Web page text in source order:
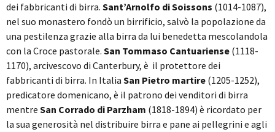
dei fabbricanti di birra. Sant’Arnolfo di Soissons (1014-1087),
nel suo monastero fondò un birrificio, salvò la popolazione da
una pestilenza grazie alla birra da lui benedetta mescolandola
con la Croce pastorale. San Tommaso Cantuariense (1118-
1170), arcivescovo di Canterbury, è il protettore dei
fabbricanti di birra. In Italia San Pietro martire (1205-1252),
predicatore domenicano, è il patrono dei venditori di birra
mentre San Corrado di Parzham (1818-1894) è ricordato per
la sua generosità nel distribuire birra e pane ai pellegrini e agli